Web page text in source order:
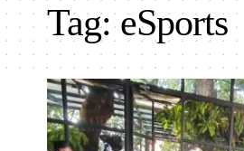
Tag:eSports